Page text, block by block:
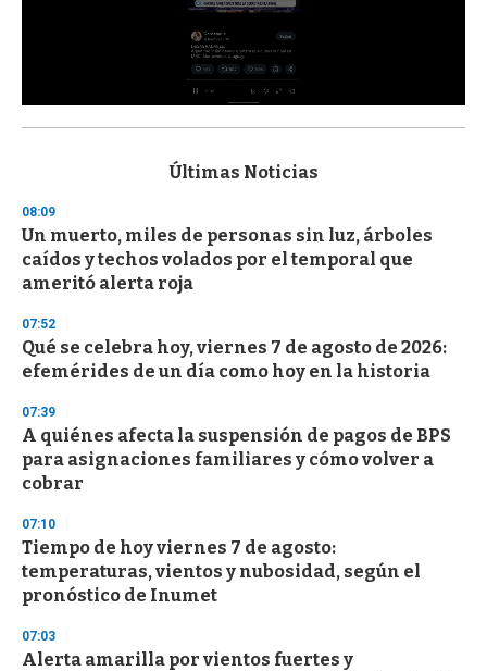
s
d
s
o
f
3
s
e
c
o
d
s
Últimas Noticias
08:09
Un muerto, miles de personas sin luz, árboles
caídos y techos volados por el temporal que
ameritó alerta roja
07:52
Qué se celebra hoy, viernes 7 de agosto de 2026:
efemérides de un día como hoy en la historia
07:39
A quiénes afecta la suspensión de pagos de BPS
para asignaciones familiares y cómo volver a
cobrar
07:10
Tiempo de hoy viernes 7 de agosto:
temperaturas, vientos y nubosidad, según el
pronóstico de Inumet
07:03
Alerta amarilla por vientos fuertes y